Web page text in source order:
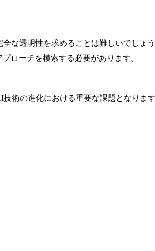
な透明性を求めることは難しいでしょ
ローチを模索する必要があります。
術の進化における重要な課題となりま